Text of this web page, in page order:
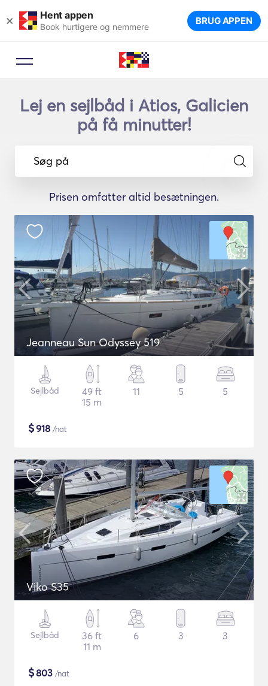
× Hent appen
Book hurtigere og nemmere BRUG APPEN
Lej en sejlbåd i Atios, Galicien
på få minutter!
Søg på
Prisen omfatter altid besætningen.
Jeanneau Sun Odyssey 519
Sejlbåd
49 ft
15 m
11 5 5
$918 /nat
Viko S35
Sejlbåd
36 ft
11 m
6 3 3
$803 /nat